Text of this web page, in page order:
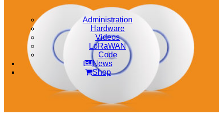
Administration
Hardware
Videos
LoRaWAN
Code
News
Shop